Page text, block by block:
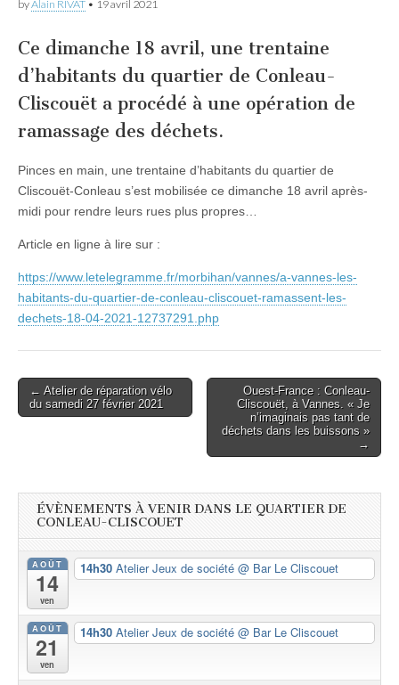
byAlain RIVAT • 19 avril 2021
Ce dimanche 18 avril, une trentaine
d’habitants du quartier de Conleau-
Cliscouët a procédé à une opération de
ramassage des déchets.
Pinces en main, une trentaine d’habitants du quartier de
Cliscouët-Conleau s’est mobilisée ce dimanche 18 avril après-
midi pour rendre leurs rues plus propres…
Article en ligne à lire sur :
https://www.letelegramme.fr/morbihan/vannes/a-vannes-les-
habitants-du-quartier-de-conleau-cliscouet-ramassent-les-
dechets-18-04-2021-12737291.php
Post
navigation
← Atelier de réparation vélo
du samedi 27 février 2021
Ouest-France : Conleau-
Cliscouët, à Vannes. « Je
n’imaginais pas tant de
déchets dans les buissons »
→
ÉVÈNEMENTS À VENIR DANS LE QUARTIER DE
CONLEAU-CLISCOUET
AOÛT
14
ven
14h30 Atelier Jeux de société @ Bar Le Cliscouet
AOÛT
21
ven
14h30 Atelier Jeux de société @ Bar Le Cliscouet